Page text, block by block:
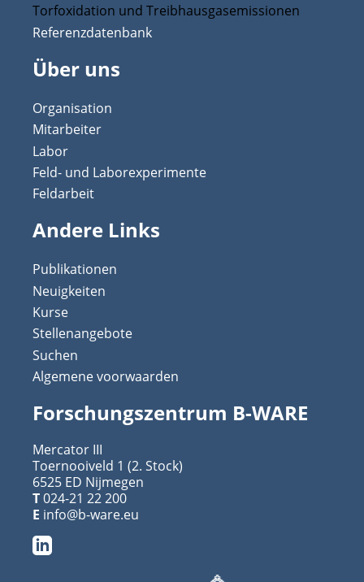
Torfoxidation und Treibhausgasemissionen
Referenzdatenbank
Über uns
Organisation
Mitarbeiter
Labor
Feld- und Laborexperimente
Feldarbeit
Andere Links
Publikationen
Neuigkeiten
Kurse
Stellenangebote
Suchen
Algemene voorwaarden
Forschungszentrum B-WARE
Mercator III
Toernooiveld 1 (2. Stock)
6525 ED Nijmegen
T024-21 22 200
E info@b-ware.eu